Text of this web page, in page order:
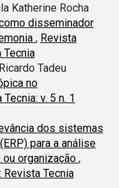
Katherine Rocha
disseminador
, Revista
Tecnia
Tadeu
no
v. 5 n. 1
dos sistemas
para a análise
organização ,
Revista Tecnia